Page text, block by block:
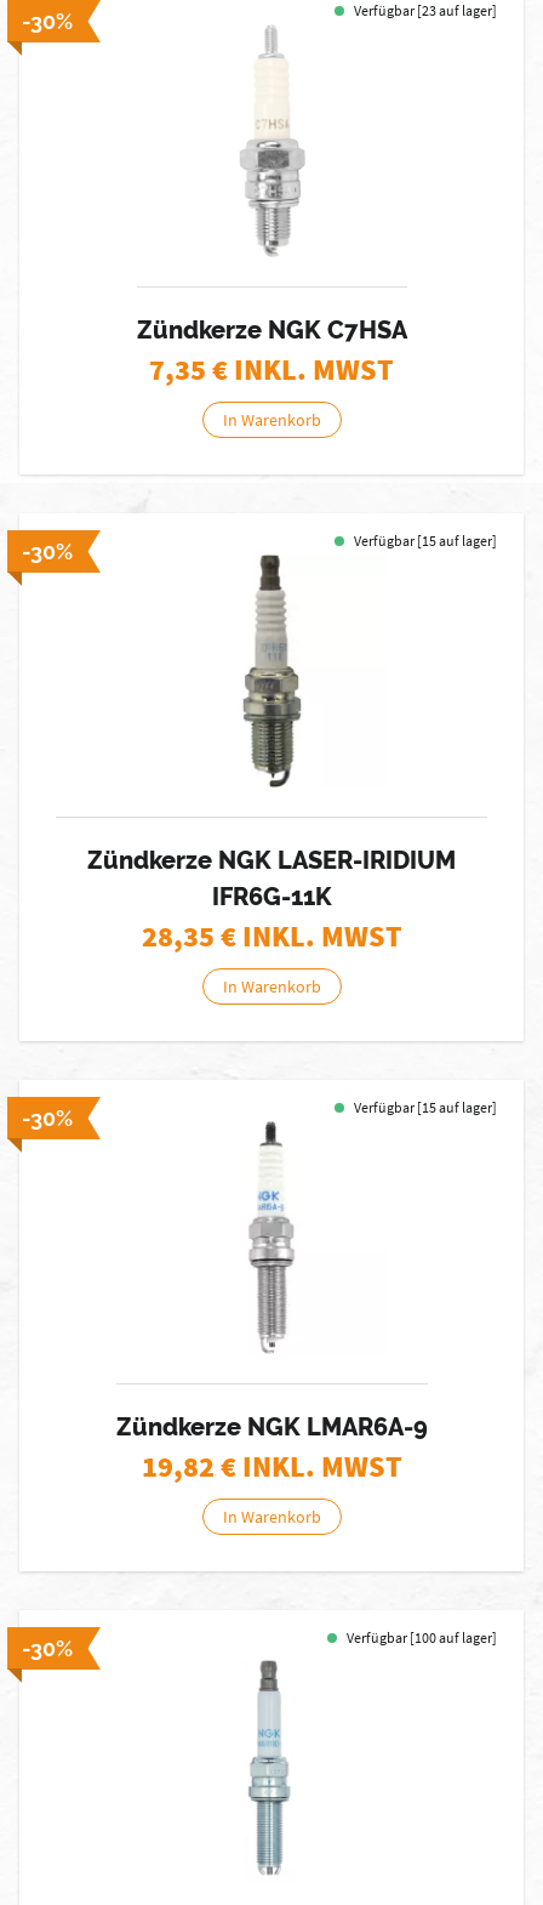
-30% Verfügbar [23 auf lager]
Zündkerze NGK C7HSA
7,35€ INKL. MWST
In Warenkorb
-30% Verfügbar [15 auf lager]
Zündkerze NGK LASER-IRIDIUM
IFR6G-11K
28,35€ INKL. MWST
In Warenkorb
-30% Verfügbar [15 auf lager]
Zündkerze NGK LMAR6A-9
19,82€ INKL. MWST
In Warenkorb
-30% Verfügbar [100 auf lager]